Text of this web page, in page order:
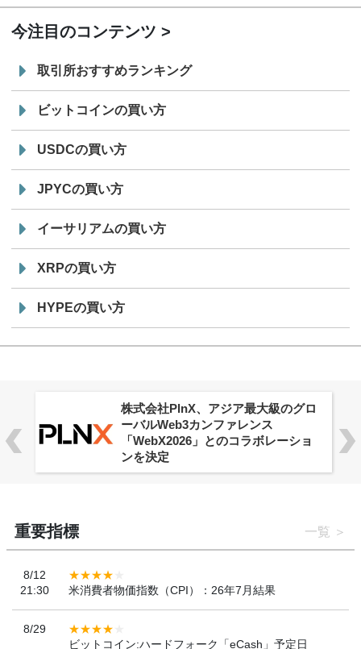
今注目のコンテンツ
取引所おすすめランキング
ビットコインの買い方
USDCの買い方
JPYCの買い方
イーサリアムの買い方
XRPの買い方
HYPEの買い方
株式会社PlnX、アジア最大級のグロ
ーバルWeb3カンファレンス
「WebX2026」とのコラボレーショ
ンを決定
重要指標 一覧
8/12
21:30
米消費者物価指数（CPI）：26年7月結果
8/29
ビットコイン:ハードフォーク「eCash」予定日